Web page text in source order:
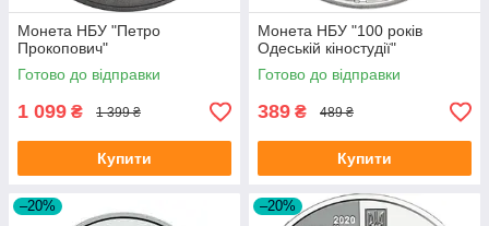
Монета НБУ "Петро
Прокопович"
Готово до відправки
1 099 ₴ 1 399 ₴
Купити
Монета НБУ "100 років
Одеській кіностудії"
Готово до відправки
389 ₴ 489 ₴
Купити
–20% –20%